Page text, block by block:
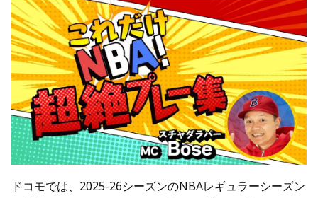
ドコモでは、2025-26シーズンのNBAレギュラーシーズン